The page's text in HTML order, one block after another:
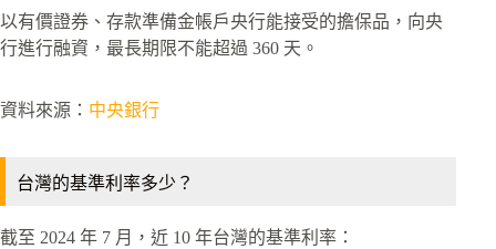
以有價證券、存款準備金帳戶央行能接受的擔保品，向央
行進行融資，最長期限不能超過 360 天。
資料來源： 中央銀行
台灣的基準利率多少？
截至 2024 年 7 月，近 10 年台灣的基準利率：